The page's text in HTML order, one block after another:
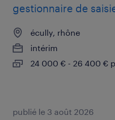
gestionnaire de
écully, rhône
intérim
24 000 € - 26 400 €
publié le 3 août 2026